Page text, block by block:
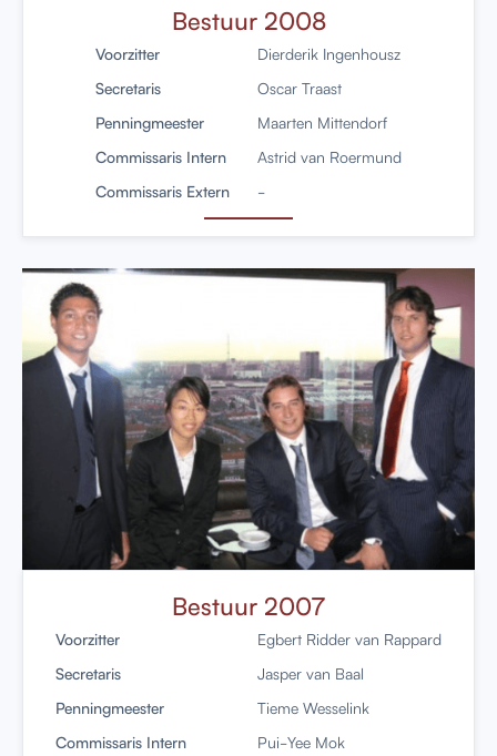
Bestuur 2008
Voorzitter
Dierderik Ingenhousz
Secretaris
Oscar Traast
Penningmeester
Maarten Mittendorf
Commissaris Intern
Astrid van Roermund
Commissaris Extern
-
Bestuur 2007
Voorzitter
Egbert Ridder van Rappard
Secretaris
Jasper van Baal
Penningmeester
Tieme Wesselink
Commissaris Intern
Pui-Yee Mok